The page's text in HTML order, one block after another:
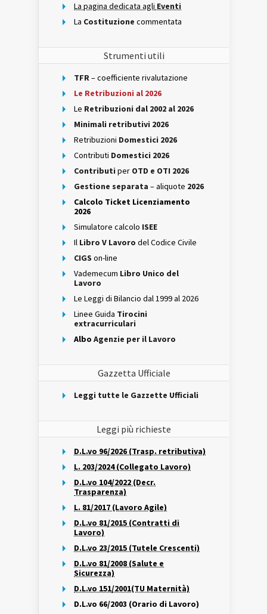
La pagina dedicata agli Eventi
La Costituzione commentata
Strumenti utili
TFR– coefficiente rivalutazione
Le Retribuzioni al 2026
Le Retribuzioni dal 2002 al 2026
Minimali retributivi 2026
Retribuzioni Domestici 2026
Contributi Domestici 2026
Contributi per OTD e OTI 2026
Gestione separata – aliquote 2026
Calcolo Ticket Licenziamento
2026
Simulatore calcolo ISEE
Il Libro V Lavoro del Codice Civile
CIGS on-line
Vademecum Libro Unico del
Lavoro
Le Leggi di Bilancio dal 1999 al 2026
Linee Guida Tirocini
extracurriculari
Albo Agenzie per il Lavoro
Gazzetta Ufficiale
Leggi tutte le Gazzette Ufficiali
Leggi più richieste
D.L.vo 96/2026 (Trasp. retributiva)
L. 203/2024 (Collegato Lavoro)
D.L.vo 104/2022 (Decr.
Trasparenza)
L. 81/2017 (Lavoro Agile)
D.L.vo 81/2015 (Contratti di
Lavoro)
D.L.vo 23/2015 (Tutele Crescenti)
D.L.vo 81/2008 (Salute e
Sicurezza)
D.L.vo 151/2001(TU Maternità)
D.L.vo 66/2003 (Orario di Lavoro)